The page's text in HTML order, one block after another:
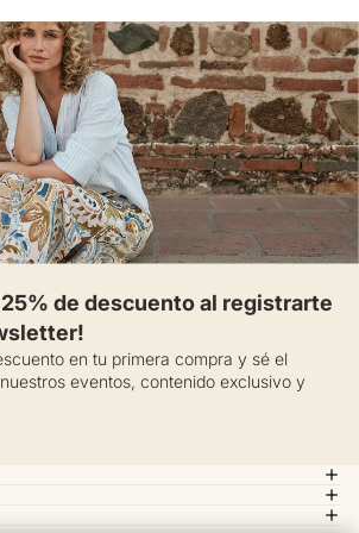
de descuento al registrarte
en tu primera compra y sé el
eventos, contenido exclusivo y